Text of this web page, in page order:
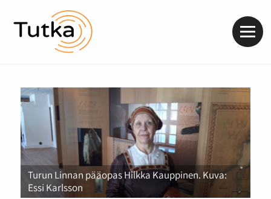
Turun Linnan pääopas Hilkka Kauppinen. Kuva:
Essi Karlsson